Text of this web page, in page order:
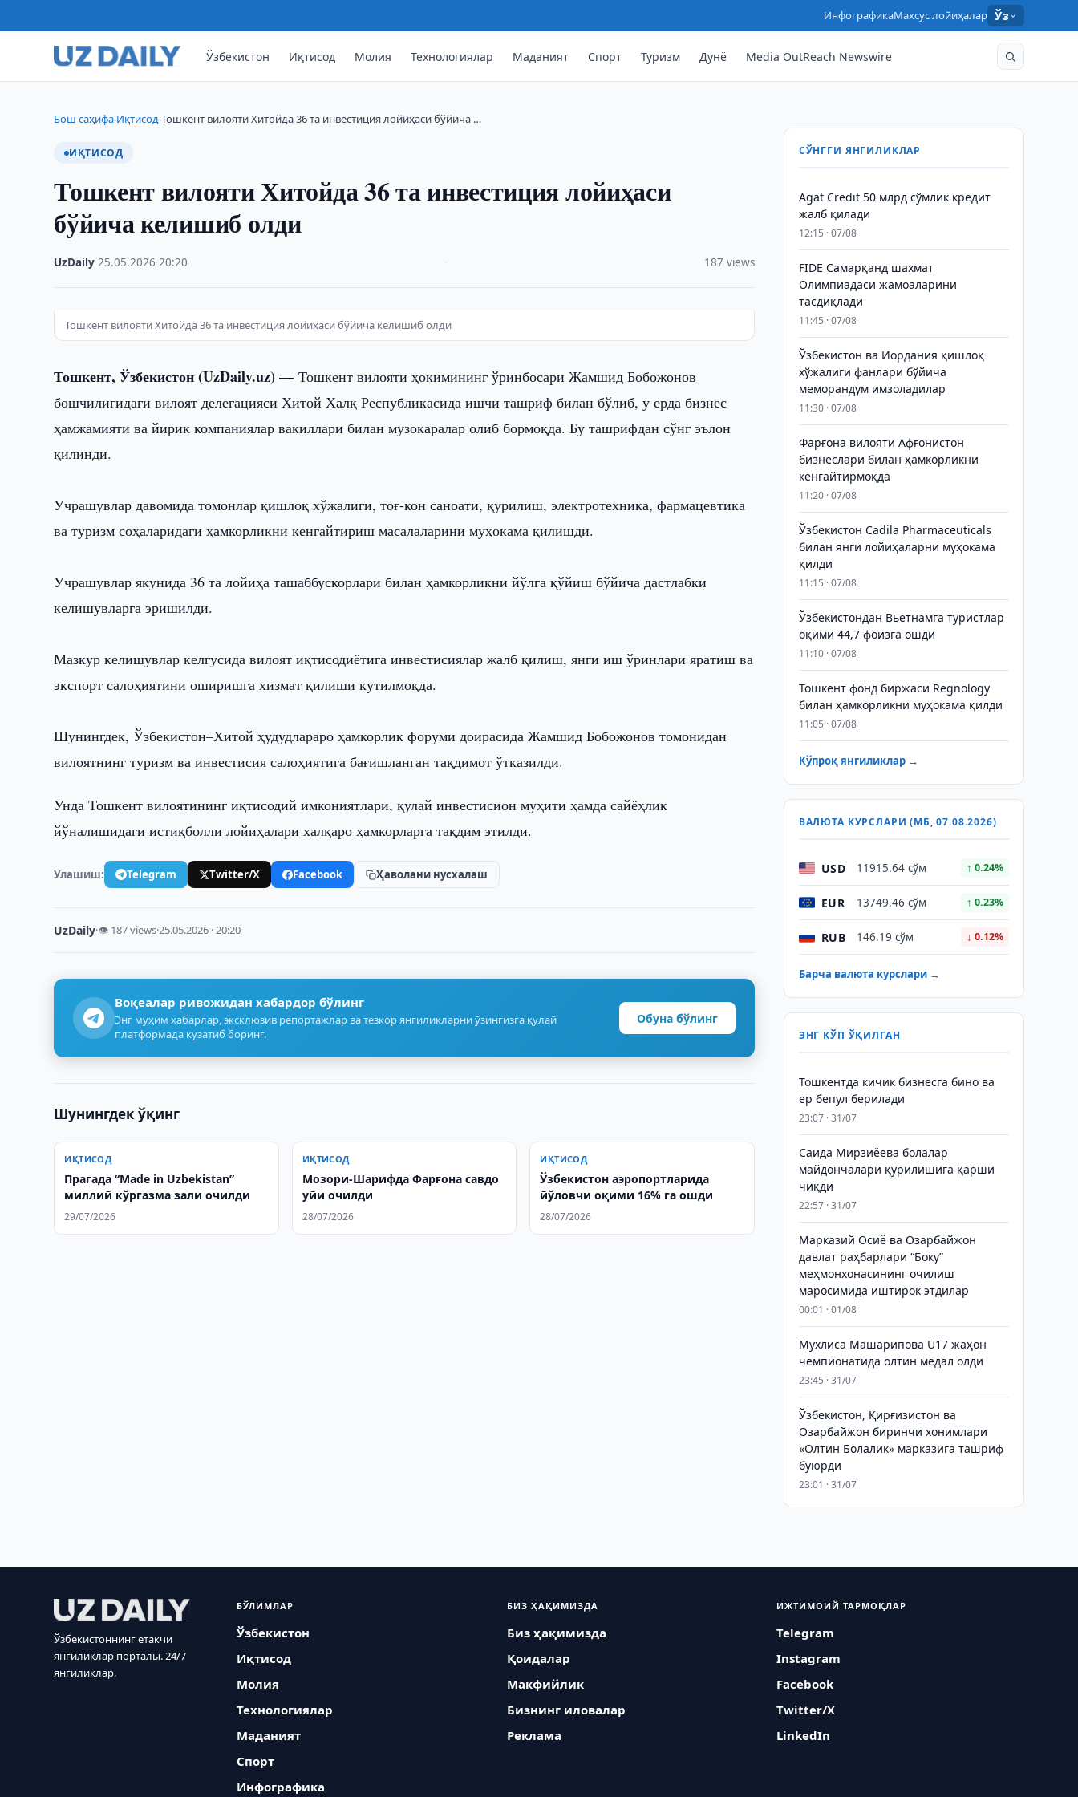
ИнфографикаМахсус лойиҳалар Ўз
Ўзбекистон Иқтисод Молия Технологиялар Маданият Спорт Туризм Дунё Media OutReach Newswire
Бош саҳифа›Иқтисод›Тошкент вилояти Хитойда 36 та инвестиция лойиҳаси бўйича …
ИҚТИСОД
Тошкент вилояти Хитойда 36 та инвестиция лойиҳаси
бўйича келишиб олди
UzDaily ·25.05.2026 ·20:20 187 views
Тошкент вилояти Хитойда 36 та инвестиция лойиҳаси бўйича келишиб олди
Тошкент, Ўзбекистон (UzDaily.uz) —Тошкент вилояти ҳокимининг ўринбосари Жамшид Бобожонов
бошчилигидаги вилоят делегацияси Хитой Халқ Республикасида ишчи ташриф билан бўлиб, у ерда бизнес
ҳамжамияти ва йирик компаниялар вакиллари билан музокаралар олиб бормоқда. Бу ташрифдан сўнг эълон
қилинди.
Учрашувлар давомида томонлар қишлоқ хўжалиги, тоғ-кон саноати, қурилиш, электротехника, фармацевтика
ва туризм соҳаларидаги ҳамкорликни кенгайтириш масалаларини муҳокама қилишди.
Учрашувлар якунида 36 та лойиҳа ташаббускорлари билан ҳамкорликни йўлга қўйиш бўйича дастлабки
келишувларга эришилди.
Мазкур келишувлар келгусида вилоят иқтисодиётига инвестисиялар жалб қилиш, янги иш ўринлари яратиш ва
экспорт салоҳиятини оширишга хизмат қилиши кутилмоқда.
Шунингдек, Ўзбекистон–Хитой ҳудудлараро ҳамкорлик форуми доирасида Жамшид Бобожонов томонидан
вилоятнинг туризм ва инвестисия салоҳиятига бағишланган тақдимот ўтказилди.
Унда Тошкент вилоятининг иқтисодий имкониятлари, қулай инвестисион муҳити ҳамда сайёҳлик
йўналишидаги истиқболли лойиҳалари халқаро ҳамкорларга тақдим этилди.
Улашиш: Telegram Twitter/X Facebook Ҳаволани нусхалаш
UzDaily·👁 187 views·25.05.2026 · 20:20
Воқеалар ривожидан хабардор бўлинг
Энг муҳим хабарлар, эксклюзив репортажлар ва тезкор янгиликларни ўзингизга қулай
платформада кузатиб боринг.
Обуна бўлинг
Шунингдек ўқинг
ИҚТИСОД
Прагада “Made in Uzbekistan”
миллий кўргазма зали очилди
29/07/2026
ИҚТИСОД
Мозори-Шарифда Фарғона савдо
уйи очилди
28/07/2026
ИҚТИСОД
Ўзбекистон аэропортларида
йўловчи оқими 16% га ошди
28/07/2026
СЎНГГИ ЯНГИЛИКЛАР
Agat Credit 50 млрд сўмлик кредит
жалб қилади
12:15 · 07/08
FIDE Самарқанд шахмат
Олимпиадаси жамоаларини
тасдиқлади
11:45 · 07/08
Ўзбекистон ва Иордания қишлоқ
хўжалиги фанлари бўйича
меморандум имзоладилар
11:30 · 07/08
Фарғона вилояти Афғонистон
бизнеслари билан ҳамкорликни
кенгайтирмоқда
11:20 · 07/08
Ўзбекистон Cadila Pharmaceuticals
билан янги лойиҳаларни муҳокама
қилди
11:15 · 07/08
Ўзбекистондан Вьетнамга туристлар
оқими 44,7 фоизга ошди
11:10 · 07/08
Тошкент фонд биржаси Regnology
билан ҳамкорликни муҳокама қилди
11:05 · 07/08
Кўпроқ янгиликлар →
ВАЛЮТА КУРСЛАРИ (МБ, 07.08.2026)
USD 11915.64 сўм ↑ 0.24%
EUR 13749.46 сўм ↑ 0.23%
RUB 146.19 сўм ↓ 0.12%
Барча валюта курслари →
ЭНГ КЎП ЎҚИЛГАН
Тошкентда кичик бизнесга бино ва
ер бепул берилади
23:07 · 31/07
Саида Мирзиёева болалар
майдончалари қурилишига қарши
чиқди
22:57 · 31/07
Марказий Осиё ва Озарбайжон
давлат раҳбарлари “Боку”
меҳмонхонасининг очилиш
маросимида иштирок этдилар
00:01 · 01/08
Мухлиса Машарипова U17 жаҳон
чемпионатида олтин медал олди
23:45 · 31/07
Ўзбекистон, Қирғизистон ва
Озарбайжон биринчи хонимлари
«Олтин Болалик» марказига ташриф
буюрди
23:01 · 31/07
Ўзбекистоннинг етакчи
янгиликлар порталы. 24/7
янгиликлар.
БЎЛИМЛАР
Ўзбекистон
Иқтисод
Молия
Технологиялар
Маданият
Спорт
Инфографика
БИЗ ҲАҚИМИЗДА
Биз ҳақимизда
Қоидалар
Макфийлик
Бизнинг иловалар
Реклама
ИЖТИМОИЙ ТАРМОҚЛАР
Telegram
Instagram
Facebook
Twitter/X
LinkedIn